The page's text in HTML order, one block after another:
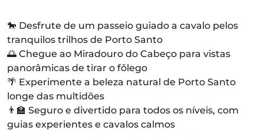
🐎 Desfrute de um passeio guiado a cavalo pelos
tranquilos trilhos de Porto Santo
🌅 Chegue ao Miradouro do Cabeço para vistas
panorâmicas de tirar o fôlego
🌴 Experimente a beleza natural de Porto Santo
longe das multidões
👨‍🏫 Seguro e divertido para todos os níveis, com
guias experientes e cavalos calmos